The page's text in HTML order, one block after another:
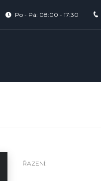
Po - Pá: 08:00 - 17:30
ŘAZENÍ: